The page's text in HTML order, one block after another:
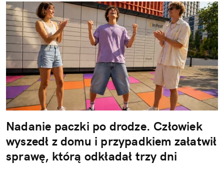
Nadanie paczki po drodze. Człowiek
wyszedł z domu i przypadkiem załatwił
sprawę, którą odkładał trzy dni